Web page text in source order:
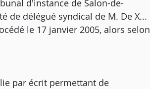
d'instance de Salon-de-
de délégué syndical de M. De X...
le 17 janvier 2005, alors selon
par écrit permettant de